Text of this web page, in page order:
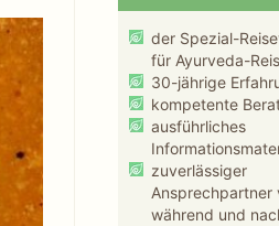
der Spezial-
für Ayurveda-
30-jährige
kompetente
ausführliches
zuverlässiger
Ansprechpartner
während und